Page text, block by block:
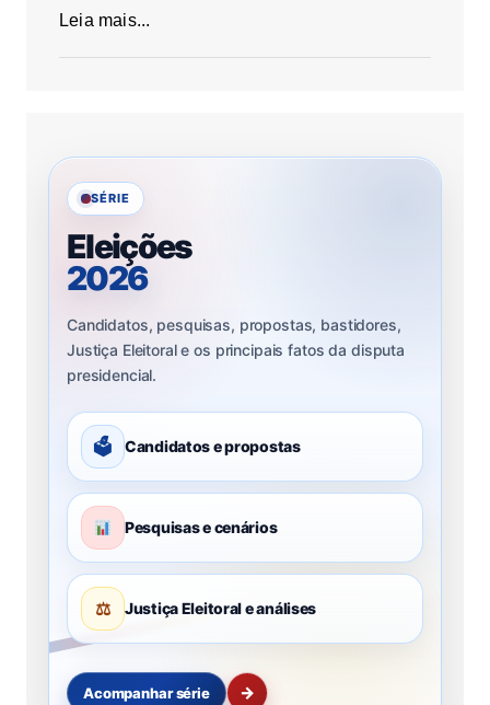
Leia mais...
SÉRIE
Eleições
2026
Candidatos, pesquisas, propostas, bastidores,
Justiça Eleitoral e os principais fatos da disputa
presidencial.
🗳 Candidatos e propostas
Pesquisas e cenários
⚖ Justiça Eleitoral e análises
Acompanhar série →